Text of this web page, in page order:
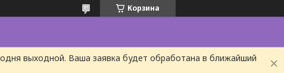
Корзина
выходной. Ваша заявка будет обработана в ближайший